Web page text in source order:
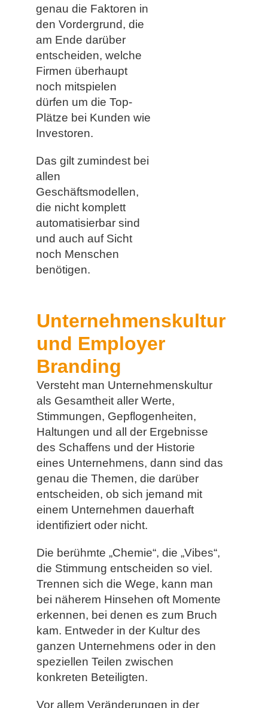
genau die Faktoren in
den Vordergrund, die
am Ende darüber
entscheiden, welche
Firmen überhaupt
noch mitspielen
dürfen um die Top-
Plätze bei Kunden wie
Investoren.
Das gilt zumindest bei
allen
Geschäftsmodellen,
die nicht komplett
automatisierbar sind
und auch auf Sicht
noch Menschen
benötigen.
Unternehmenskultur
und Employer
Branding
Versteht man Unternehmenskultur
als Gesamtheit aller Werte,
Stimmungen, Gepflogenheiten,
Haltungen und all der Ergebnisse
des Schaffens und der Historie
eines Unternehmens, dann sind das
genau die Themen, die darüber
entscheiden, ob sich jemand mit
einem Unternehmen dauerhaft
identifiziert oder nicht.
Die berühmte „Chemie“, die „Vibes“,
die Stimmung entscheiden so viel.
Trennen sich die Wege, kann man
bei näherem Hinsehen oft Momente
erkennen, bei denen es zum Bruch
kam. Entweder in der Kultur des
ganzen Unternehmens oder in den
speziellen Teilen zwischen
konkreten Beteiligten.
Vor allem Veränderungen in der